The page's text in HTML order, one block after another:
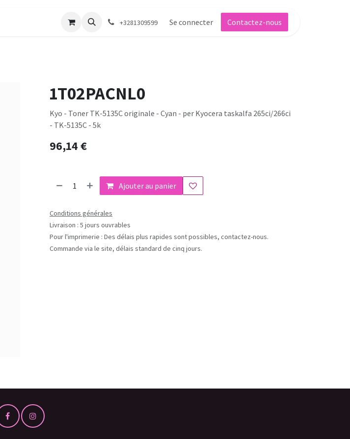
+3281309599 Se connecter Contactez-nous
1T02PACNL0
Kyo - Toner TK-5135C originale - Cyan - per Kyocera taskalfa 265ci/266ci
- TK-5135C - 5k
96,14€
Ajouter au panier
Conditions générales
Livraison : 5 jours ouvrables
Pour l'imprimerie : Des délais plus rapides sont possibles, contactez-nous.
Commande via le site, délais standard de cinq jours.